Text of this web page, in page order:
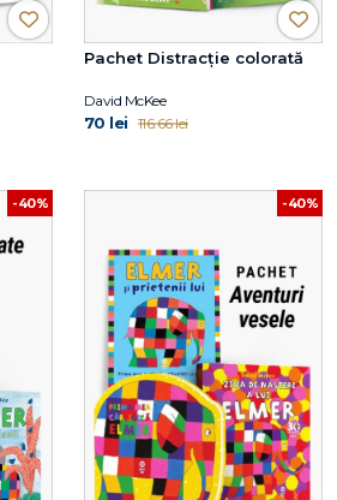
Pachet Distracție colorată
David McKee
70 lei 116.66 lei
-40% -40%